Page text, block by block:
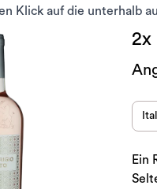
Klick auf die unterhalb
2x
Ein